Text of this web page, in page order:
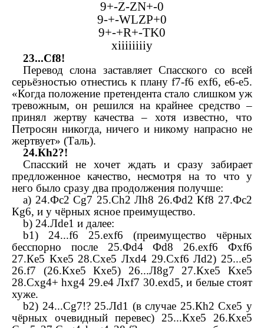
9+-Z-ZN+-0
9-+-WLZP+0
9+-+R+-TK0
xiiiiiiiiy
23...Сf8!
Перевод слона заставляет Спасского со всей
серьёзностью отнестись к плану f7-f6 exf6, е6-e5.
«Когда положение претендента стало слишком уж
тревожным, он решился на крайнее средство –
принял жертву качества – хотя известно, что
Петросян никогда, ничего и никому напрасно не
жертвует» (Таль).
24.Кh2?!
Спасский не хочет ждать и сразу забирает
предложенное качество, несмотря на то что у
него было сразу два продолжения получше:
a) 24.Фc2Сg7 25.Сh2Лh8 26.Фd2Кf8 27.Фc2
Кg6, и у чёрных ясное преимущество.
b) 24.Лde1 и далее:
b1) 24...f6 25.exf6 (преимущество чёрных
бесспорно после 25.Фd4Фd8 26.exf6Фxf6
27.Кe5 Кxe5 28.Сxe5Лxd4 29.Сxf6Лd2) 25...e5
26.f7 (26.Кxe5Кxe5) 26...Л8g7 27.Кxe5Кxe5
28.Сxg4+hxg4 29.e4Лxf7 30.exd5, и белые стоят
хуже.
b2) 24...Сg7!? 25.Лd1 (в случае 25.Кh2Сxe5 у
чёрных очевидный перевес) 25...Кxe5 26.Кxe5